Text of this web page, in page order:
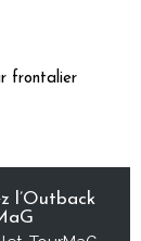
frontalier
l’Outback